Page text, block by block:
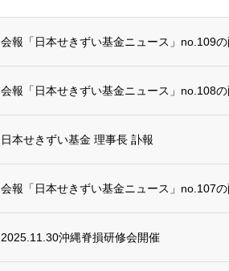
会報「日本せきずい基金ニュース」no.109の
会報「日本せきずい基金ニュース」no.108の
日本せきずい基金 理事長 訃報
会報「日本せきずい基金ニュース」no.107の
2025.11.30沖縄脊損研修会開催